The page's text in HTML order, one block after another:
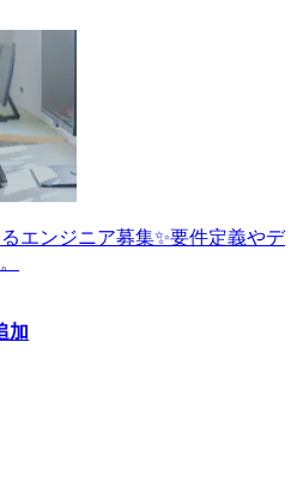
エンジニア募集✨要件定義やデ
加